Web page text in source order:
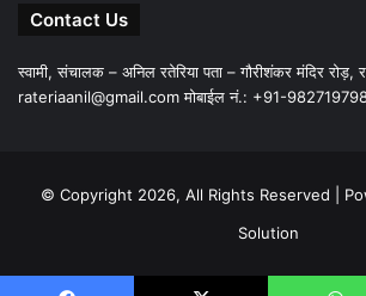
Contact Us
स्वामी, संचालक – अनिल रतेरिया पता – गौरीशंकर मंदिर
rateriaanil@gmail.comमोबाईल नं.: +91-
© Copyright 2026, All Rights Reserved |
Solution